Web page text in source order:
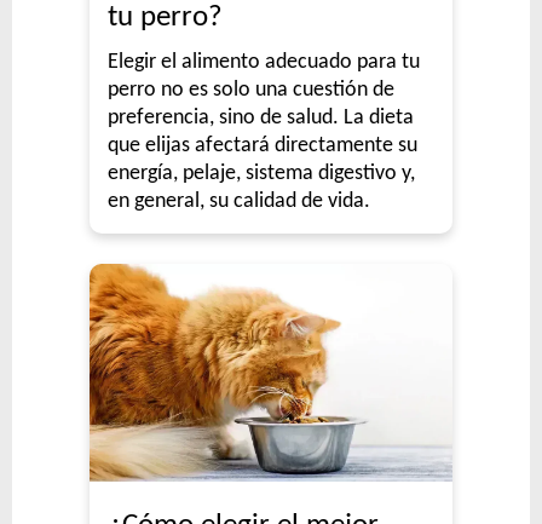
tu perro?
Elegir el alimento adecuado para tu
perro no es solo una cuestión de
preferencia, sino de salud. La dieta
que elijas afectará directamente su
energía, pelaje, sistema digestivo y,
en general, su calidad de vida.